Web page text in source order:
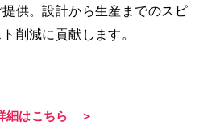
供。設計から生産までのスピ
削減に貢献します。
細はこちら ＞